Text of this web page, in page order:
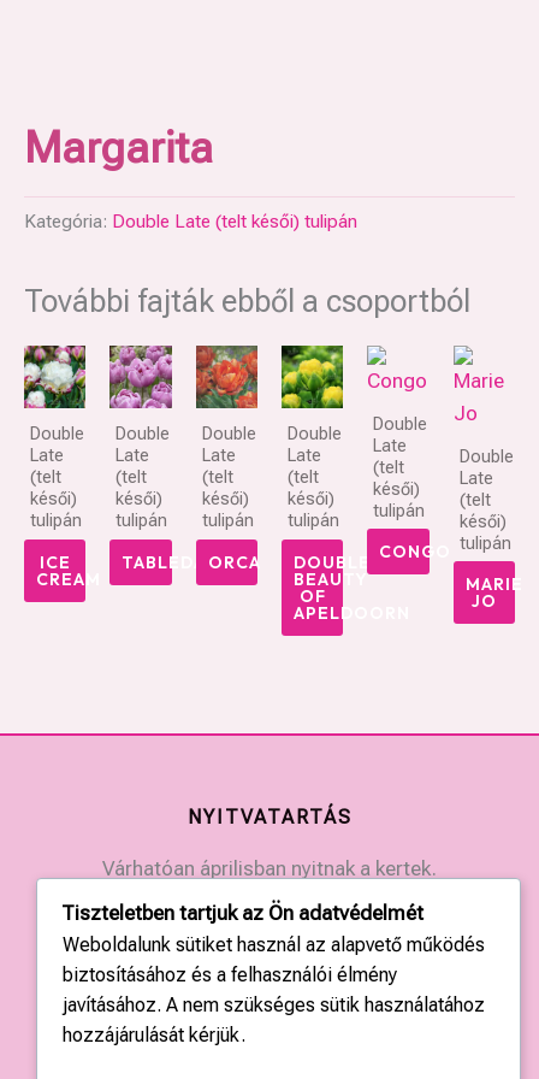
Margarita
Kategória: Double Late (telt késői) tulipán
További fajták ebből a csoportból
Double
Late
(telt
késői)
tulipán
ICE
CREAM
Double
Late
(telt
késői)
tulipán
TABLEDANCE
Double
Late
(telt
késői)
tulipán
ORCA
Double
Late
(telt
késői)
tulipán
DOUBLE
BEAUTY
OF
APELDOORN
Double
Late
(telt
késői)
tulipán
CONGO
Double
Late
(telt
késői)
tulipán
MARIE
JO
NYITVATARTÁS
Várhatóan áprilisban nyitnak a kertek.
Érdeklődjön a kertek elérhetőségein.
KAPCSOLAT
Országos központ: +36 20 428 3010
Tiszteletben tartjuk az Ön adatvédelmét
Weboldalunk sütiket használ az alapvető működés
biztosításához és a felhasználói élmény
javításához. A nem szükséges sütik használatához
hozzájárulását kérjük.